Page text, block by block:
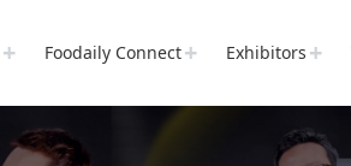
Foodaily Connect Exhibitors